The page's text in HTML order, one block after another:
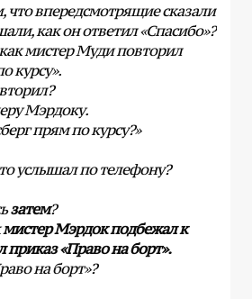
впередсмотрящие сказали
как он ответил «Спасибо»?
мистер Муди повторил
курсу».
Мэрдоку.
прям по курсу?»
услышал по телефону?
затем?
мистер Мэрдок подбежал к
приказ «Право на борт».
на борт»?